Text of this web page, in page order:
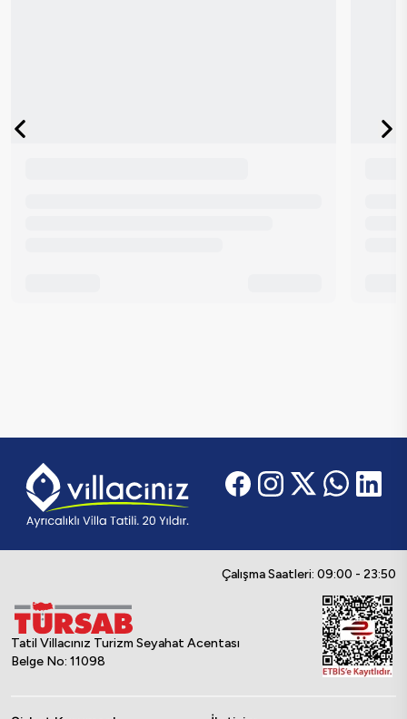
Çalışma Saatleri: 09:00 - 23:50
Tatil Villacınız Turizm Seyahat Acentası
Belge No: 11098